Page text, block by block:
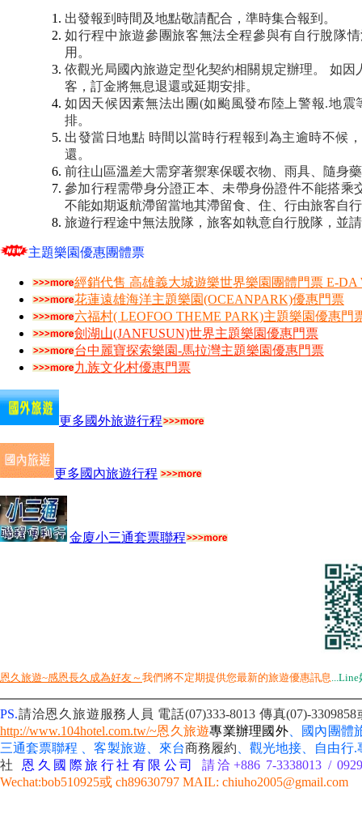
出發報到時間及地點敬請配合，準時集合報到。
如行程中旅遊參團旅客無法全程參與有自行脫隊
用。
依觀光局國內旅遊定型化契約相關規定辦理。
如因
客，訂金將無息退還或延期安排。
如因天候因素無法出團(如颱風發布陸上警報.地
排。
出發當日地點 時間以當時行程報到為主逾時不候
還。
前往山區溫差大需穿著禦寒保暖衣物、雨具、隨身
參加行程需帶身分證正本、未帶身份證件不能搭
不能如期返航滯留當地其滯留食、住、行由旅客自
旅遊行程途中無法脫隊，旅客如執意自行脫隊，並
主題樂園優惠團體票
經銷代售 高雄義大城遊樂世界樂園團體門票 E-DA
花蓮遠雄海洋主題樂園(OCEANPARK)優惠門票
六福村( LEOFOO THEME PARK)主題樂園優惠門
劍湖山(JANFUSUN)世界主題樂園優惠門票
台中麗寶探索樂園-馬拉灣主題樂園優惠門票
九族文化村優惠門票
更多國外旅遊行程
更多國內旅遊行程
金廈小三通套票聯程
恩久旅遊~感恩長久成為好友～我們將不定期提供您最新的旅遊優惠訊息...Line
PS.請洽恩久旅遊服務人員 電話(07)333-8013 傳真(07)-
http://www.104hotel.com.tw/~恩久旅遊專業辦理國外、國內團體
三通套票聯程 、客製旅遊、來台商務履約 、觀光地接、自由行.
社 恩久國際旅行社有限公司
請洽+886 7-3338013 /
Wechat:bob510925或 ch89630797 MAIL: chiuho2005@gmail.com